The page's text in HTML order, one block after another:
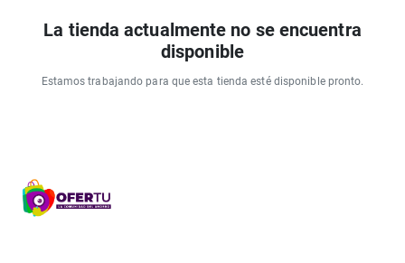
La tienda actualmente no se encuentra
disponible
Estamos trabajando para que esta tienda esté disponible pronto.